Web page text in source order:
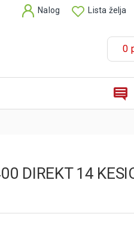
Nalog Lista želja
0
DIREKT 14